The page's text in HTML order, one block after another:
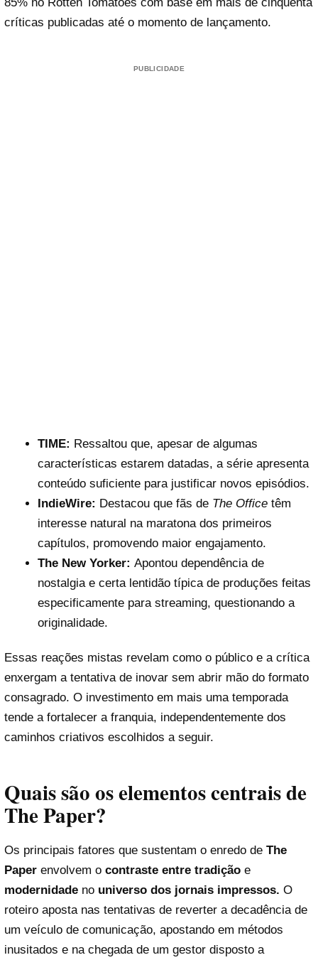
críticas publicadas até o momento de lançamento.
PUBLICIDADE
TIME: Ressaltou que, apesar de algumas
características estarem datadas, a série apresenta
conteúdo suficiente para justificar novos episódios.
IndieWire: Destacou que fãs de The Officetêm
interesse natural na maratona dos primeiros
capítulos, promovendo maior engajamento.
The New Yorker: Apontou dependência de
nostalgia e certa lentidão típica de produções feitas
especificamente para streaming, questionando a
originalidade.
Essas reações mistas revelam como o público e a crítica
enxergam a tentativa de inovar sem abrir mão do formato
consagrado. O investimento em mais uma temporada
tende a fortalecer a franquia, independentemente dos
caminhos criativos escolhidos a seguir.
Quais são os elementos centrais de
The Paper?
Os principais fatores que sustentam o enredo de The
Paper envolvem o contraste entre tradição e
modernidade no universo dos jornais impressos. O
roteiro aposta nas tentativas de reverter a decadência de
um veículo de comunicação, apostando em métodos
inusitados e na chegada de um gestor disposto a